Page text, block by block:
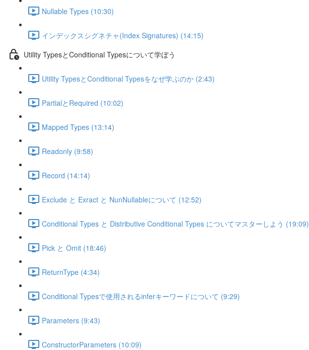
Nullable Types (10:30)
インデックスシグネチャ(Index Signatures) (14:15)
Utility TypesとConditional Typesについて学ぼう
Utility TypesとConditional Typesをなぜ学ぶのか (2:43)
PartialとRequired (10:02)
Mapped Types (13:14)
Readonly (9:58)
Record (14:14)
Exclude と Exract と NunNullableについて (12:52)
Conditional Types と Distributive Conditional Types についてマスターしよう (19:09)
Pick と Omit (18:46)
ReturnType (4:34)
Conditional Typesで使用されるinferキーワードについて (9:29)
Parameters (9:43)
ConstructorParameters (10:09)